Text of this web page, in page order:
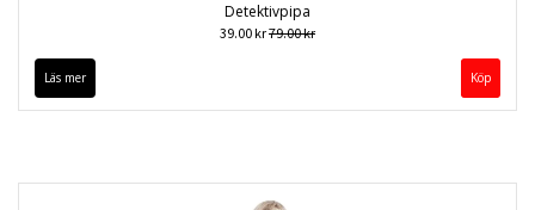
Detektivpipa
39.00 kr79.00 kr
Läs mer